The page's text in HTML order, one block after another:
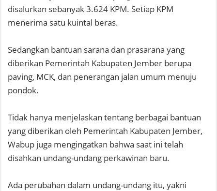
disalurkan sebanyak 3.624 KPM. Setiap KPM
menerima satu kuintal beras.
Sedangkan bantuan sarana dan prasarana yang
diberikan Pemerintah Kabupaten Jember berupa
paving, MCK, dan penerangan jalan umum menuju
pondok.
Tidak hanya menjelaskan tentang berbagai bantuan
yang diberikan oleh Pemerintah Kabupaten Jember,
Wabup juga mengingatkan bahwa saat ini telah
disahkan undang-undang perkawinan baru.
Ada perubahan dalam undang-undang itu, yakni